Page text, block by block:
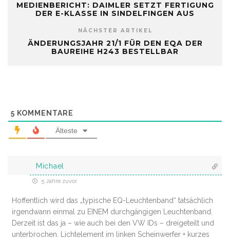
MEDIENBERICHT: DAIMLER SETZT FERTIGUNG
DER E-KLASSE IN SINDELFINGEN AUS
NÄCHSTER ARTIKEL
ÄNDERUNGSJAHR 21/1 FÜR DEN EQA DER
BAUREIHE H243 BESTELLBAR
5 KOMMENTARE
Älteste
Michael
5 Jahre zuvor
Hoffentlich wird das „typische EQ-Leuchtenband“ tatsächlich
irgendwann einmal zu EINEM durchgängigen Leuchtenband.
Derzeit ist das ja – wie auch bei den VW IDs – dreigeteilt und
unterbrochen. Lichtelement im linken Scheinwerfer + kurzes